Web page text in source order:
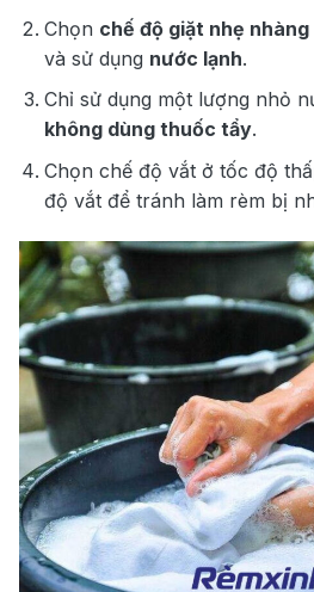
Chọn chế độ giặt nhẹ nhàng
và sử dụng nước lạnh.
Chỉ sử dụng một lượng nhỏ
không dùng thuốc tẩy.
Chọn chế độ vắt ở tốc độ
độ vắt để tránh làm rèm bị